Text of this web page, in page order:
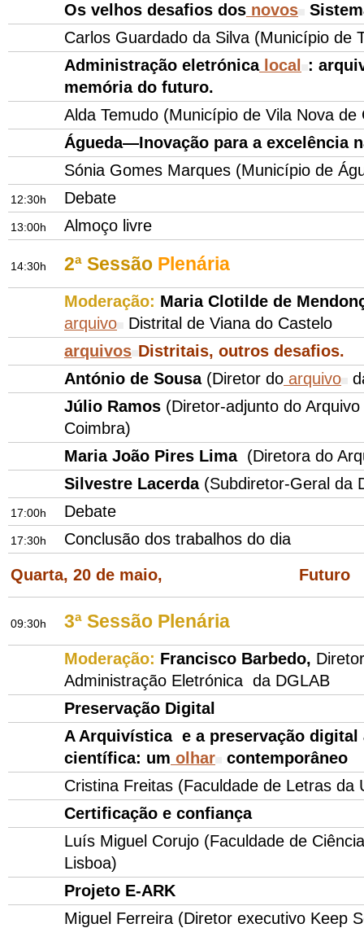
Os velhos desafios dos novos
Carlos Guardado da Silva (Município de
Administração eletrónicalocal
:
memória do futuro.
Alda Temudo (Município de Vila Nova de
Águeda—Inovação para a excelência
Sónia Gomes Marques (Município de
12:30h Debate
13:00h Almoço livre
14:30h 2ª Sessão Plenária
Moderação: Maria Clotilde de
arquivo
Distrital de Viana do Castelo
arquivos Distritais, outros desafios.
António de Sousa (Diretor do arquivo
Júlio Ramos (Diretor-adjunto do
Coimbra)
Maria João Pires Lima(Diretora do
Silvestre Lacerda(Subdiretor-Geral da
17:00h Debate
17:30h
Conclusão dos trabalhos do dia
Quarta, 20 de maio, Futuro
09:30h 3ª Sessão Plenária
Moderação: Francisco Barbedo,
Administração Eletrónica da DGLAB
Preservação Digital
A Arquivística e a preservação digital
científica: um olhar
contemporâneo
Cristina Freitas (Faculdade de Letras da
Certificação e confiança
Luís Miguel Corujo (Faculdade de
Lisboa)
Projeto E-ARK
Miguel Ferreira (Diretor executivo Keep